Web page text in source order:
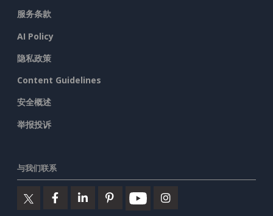
服务条款
AI Policy
隐私政策
Content Guidelines
安全概述
举报投诉
与我们联系